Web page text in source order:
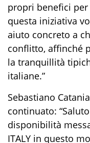
propri benefici per
questa iniziativa
aiuto concreto a
conflitto, affinché
la tranquillità
italiane.”
Sebastiano
continuato: “
disponibilità
ITALY in questo